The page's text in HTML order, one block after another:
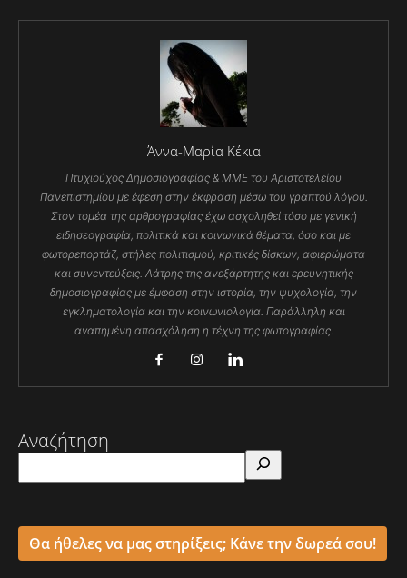
Άννα-Μαρία Κέκια
Πτυχιούχος Δημοσιογραφίας & ΜΜΕ του Αριστοτελείου
Πανεπιστημίου με έφεση στην έκφραση μέσω του γραπτού λόγου.
Στον τομέα της αρθρογραφίας έχω ασχοληθεί τόσο με γενική
ειδησεογραφία, πολιτικά και κοινωνικά θέματα, όσο και με
φωτορεπορτάζ, στήλες πολιτισμού, κριτικές δίσκων, αφιερώματα
και συνεντεύξεις. Λάτρης της ανεξάρτητης και ερευνητικής
δημοσιογραφίας με έμφαση στην ιστορία, την ψυχολογία, την
εγκληματολογία και την κοινωνιολογία. Παράλληλη και
αγαπημένη απασχόληση η τέχνη της φωτογραφίας.
Αναζήτηση
Θα ήθελες να μας στηρίξεις; Κάνε την δωρεά σου!